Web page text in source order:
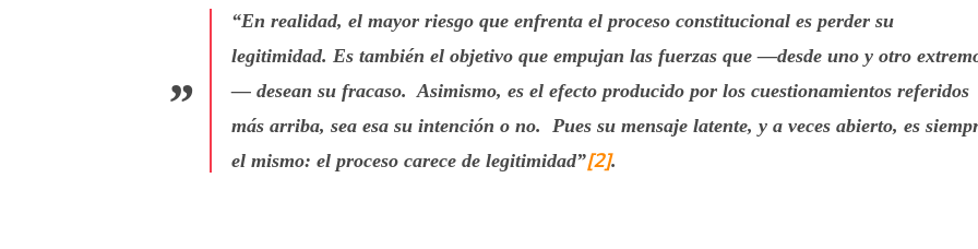
“En realidad, el mayor riesgo que enfrenta el proceso constitucional es perder su
legitimidad. Es también el objetivo que empujan las fuerzas que —desde uno y otro
— desean su fracaso. Asimismo, es el efecto producido por los cuestionamientos referidos
más arriba, sea esa su intención o no. Pues su mensaje latente, y a veces abierto, es
el mismo: el proceso carece de legitimidad”[2].